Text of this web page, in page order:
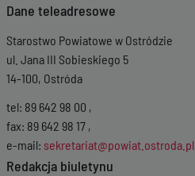
Dane teleadresowe
Starostwo Powiatowe w Ostródzie
ul. Jana III Sobieskiego 5
14-100, Ostróda
tel: 89 642 98 00 ,
fax: 89 642 98 17 ,
e-mail: sekretariat@powiat.ostroda.pl
Redakcja biuletynu